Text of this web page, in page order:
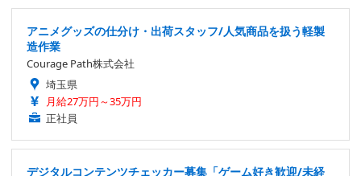
アニメグッズの仕分け・出荷スタッフ/人気商品を扱う軽製
造作業
Courage Path株式会社
埼玉県
月給27万円～35万円
正社員
デジタルコンテンツチェッカー募集「ゲーム好き歓迎/未経